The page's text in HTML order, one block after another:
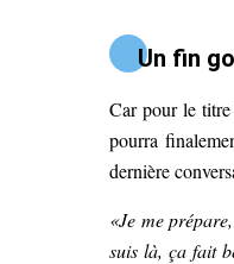
Un fin
Car pour le
pourra
dernière
«Je me
suis là, ça fait